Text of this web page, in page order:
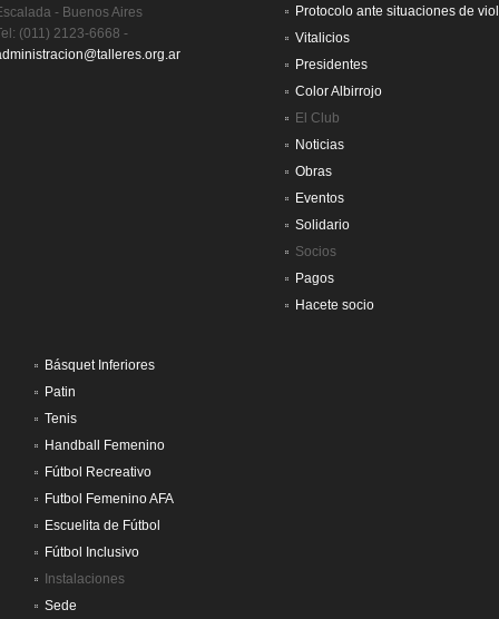
- Buenos Aires
(011) 2123-6668 -
Protocolo ante situaciones de
Vitalicios
Presidentes
Color Albirrojo
El Club
Noticias
Obras
Eventos
Solidario
Socios
Pagos
Hacete socio
Básquet Inferiores
Patin
Tenis
Handball Femenino
Fútbol Recreativo
Futbol Femenino AFA
Escuelita de Fútbol
Fútbol Inclusivo
Instalaciones
Sede